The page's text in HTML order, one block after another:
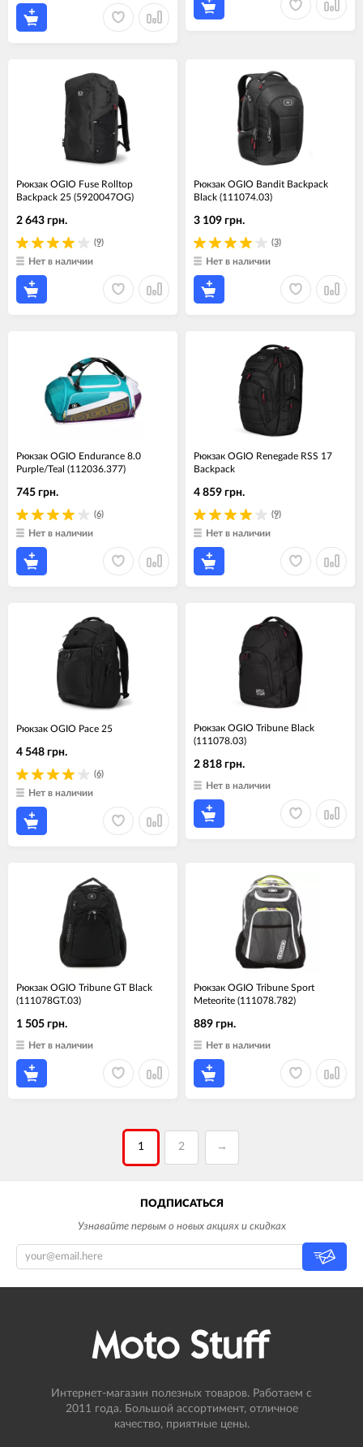
Рюкзак OGIO Fuse Rolltop
Backpack 25 (5920047OG)
(9)
2 643 грн.
Нет в наличии
Рюкзак OGIO Bandit Backpack
Black (111074.03)
(3)
3 109 грн.
Нет в наличии
Рюкзак OGIO Endurance 8.0
Purple/Teal (112036.377)
(6)
745 грн.
Нет в наличии
Рюкзак OGIO Renegade RSS 17
Backpack
(9)
4 859 грн.
Нет в наличии
Рюкзак OGIO Pace 25
(6)
4 548 грн.
Нет в наличии
Рюкзак OGIO Tribune Black
(111078.03)
2 818 грн.
Нет в наличии
Рюкзак OGIO Tribune GT Black
(111078GT.03)
1 505 грн.
Нет в наличии
Рюкзак OGIO Tribune Sport
Meteorite (111078.782)
889 грн.
Нет в наличии
1 2 →
ПОДПИСАТЬСЯ
Узнавайте первым о новых акциях и скидках
Интернет-магазин полезных товаров. Работаем с
2011 года. Большой ассортимент, отличное
качество, приятные цены.